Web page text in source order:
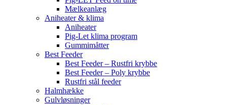
Mælkeanlæg
Aniheater & klima
Aniheater
Pig-Let klima program
Gummimåtter
Best Feeder
Best Feeder – Rustfri krybbe
Best Feeder – Poly krybbe
Rustfri stål feeder
Halmhække
Gulvløsninger